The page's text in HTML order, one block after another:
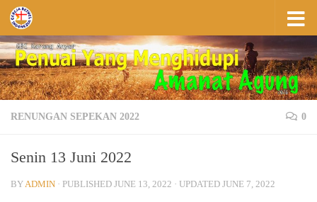
Skip to content
RENUNGAN SEPEKAN 2022 0
Senin 13 Juni 2022
BYADMIN · PUBLISHED JUNE 13, 2022 · UPDATED JUNE 7, 2022